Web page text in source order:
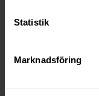
Statistik
Marknadsföring
BWK-7123
Beställningsvara